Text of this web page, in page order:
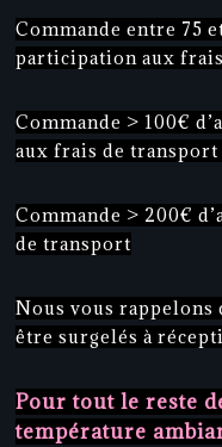
Commande entre 75
participation aux
Commande > 100€
aux frais de transport
Commande > 200€
de transport
Nous vous
être surgelés à
Pour tout le reste
température